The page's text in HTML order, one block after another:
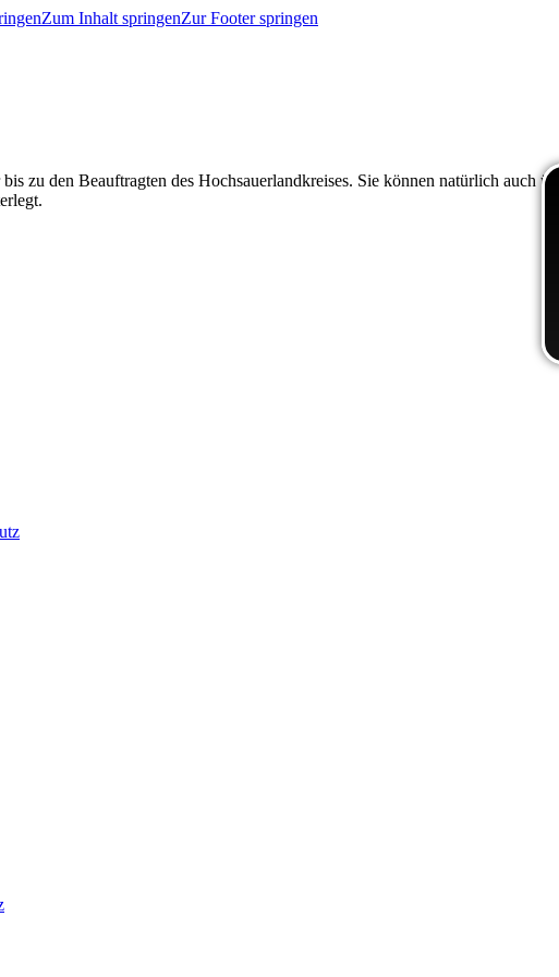
Zum Inhalt springenZur Footer springen
zu den Beauftragten des Hochsauerlandkreises. Sie können natürlich auch